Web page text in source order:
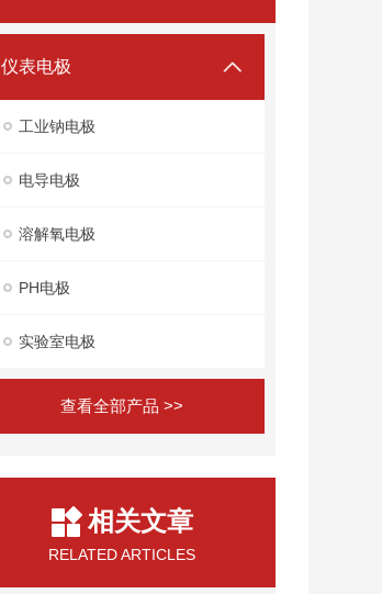
仪表电极
工业钠电极
电导电极
溶解氧电极
PH电极
实验室电极
查看全部产品 >>
相关文章
RELATED ARTICLES